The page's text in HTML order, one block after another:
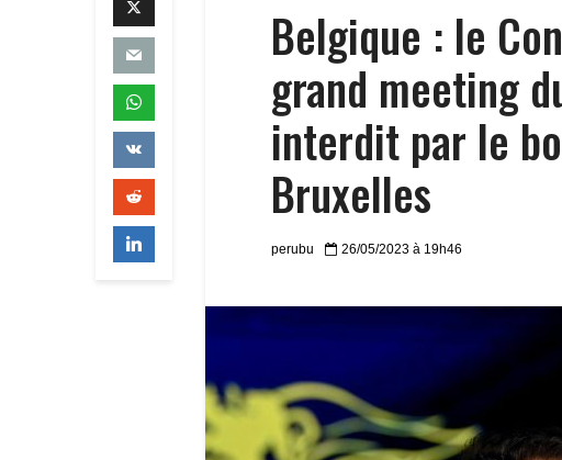
Belgique : le
grand meeting
interdit par le
Bruxelles
perubu 26/05/2023 à 19h46